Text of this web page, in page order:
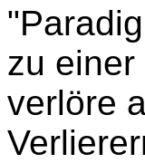
zu
verlöre